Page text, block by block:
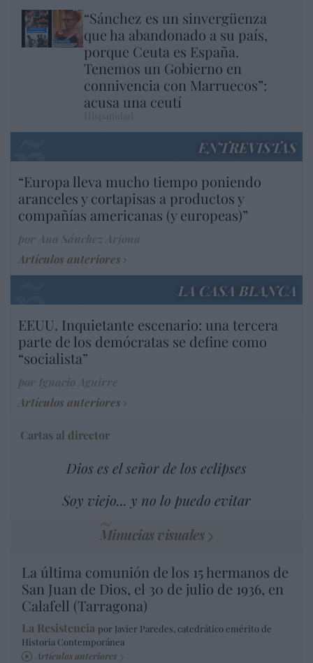
“Sánchez es un sinvergüenza
que ha abandonado a su país,
porque Ceuta es España.
Tenemos un Gobierno en
connivencia con Marruecos”:
acusa una ceutí
ENTREVISTAS
“Europa lleva mucho tiempo poniendo
aranceles y cortapisas a productos y
compañías americanas (y europeas)”
Artículos anteriores
LA CASA BLANCA
EEUU. Inquietante escenario: una tercera
parte de los demócratas se define como
“socialista”
Artículos anteriores
Cartas al director
Dios es el señor de los eclipses
Soy viejo... y no lo puedo evitar
Minucias visuales
La última comunión de los 15 hermanos de
San Juan de Dios, el 30 de julio de 1936, en
Calafell (Tarragona)
La Resistencia por Javier Paredes, catedrático emérito de
Historia Contemporánea
Artículos anteriores